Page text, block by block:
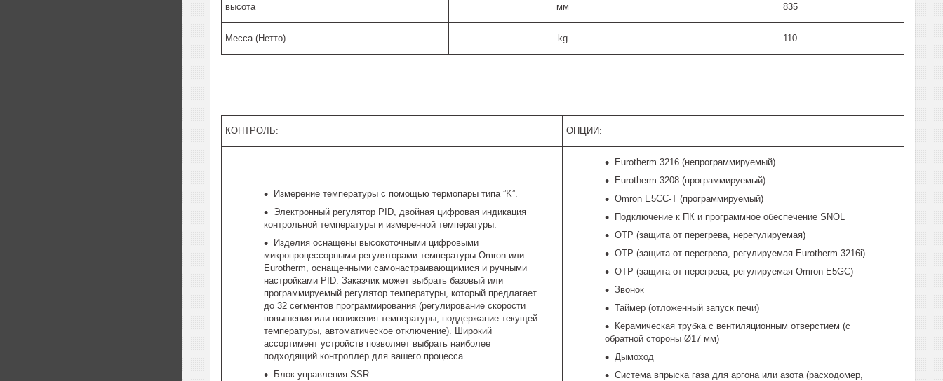
высота мм 835
Месса (Нетто) kg 110
КОНТРОЛЬ: ОПЦИИ:
Измерение температуры с помощью термопары типа ”K”.
Электронный регулятор PID, двойная цифровая индикация
контрольной температуры и измеренной температуры.
Изделия оснащены высокоточными цифровыми
микропроцессорными регуляторами температуры Omron или
Eurotherm, оснащенными самонастраивающимися и ручными
настройками PID. Заказчик может выбрать базовый или
программируемый регулятор температуры, который предлагает
до 32 сегментов программирования (регулирование скорости
повышения или понижения температуры, поддержание текущей
температуры, автоматическое отключение). Широкий
ассортимент устройств позволяет выбрать наиболее
подходящий контроллер для вашего процесса.
Блок управления SSR.
Eurotherm 3216 (непрограммируемый)
Eurotherm 3208 (программируемый)
Omron E5CC-T (программируемый)
Подключение к ПК и программное обеспечение SNOL
OTP (защита от перегрева, нерегулируемая)
OTP (защита от перегрева, регулируемая Eurotherm 3216i)
OTP (защита от перегрева, регулируемая Omron E5GC)
Звонок
Таймер (отложенный запуск печи)
Керамическая трубка с вентиляционным отверстием (с
обратной стороны Ø17 мм)
Дымоход
Система впрыска газа для аргона или азота (расходомер,